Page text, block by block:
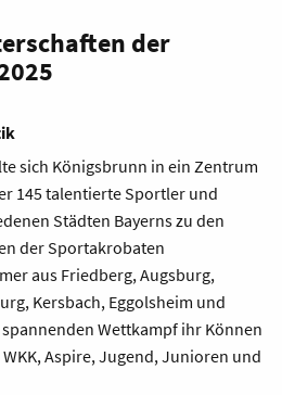
der
sich Königsbrunn in ein Zentrum
145 talentierte Sportler und
Städten Bayerns zu den
der Sportakrobaten
aus Friedberg, Augsburg,
Kersbach, Eggolsheim und
Wettkampf ihr Können
Aspire, Jugend, Junioren und